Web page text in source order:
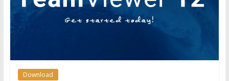
Download